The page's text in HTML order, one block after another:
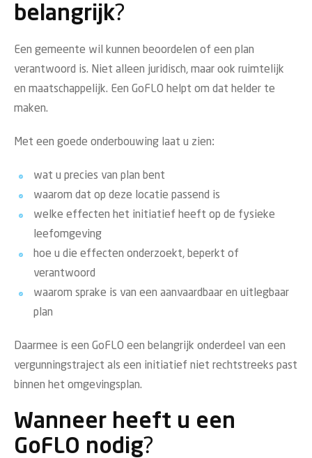
belangrijk?
Een gemeente wil kunnen beoordelen of een plan
verantwoord is. Niet alleen juridisch, maar ook ruimtelijk
en maatschappelijk. Een GoFLO helpt om dat helder te
maken.
Met een goede onderbouwing laat u zien:
wat u precies van plan bent
waarom dat op deze locatie passend is
welke effecten het initiatief heeft op de fysieke
leefomgeving
hoe u die effecten onderzoekt, beperkt of
verantwoord
waarom sprake is van een aanvaardbaar en uitlegbaar
plan
Daarmee is een GoFLO een belangrijk onderdeel van een
vergunningstraject als een initiatief niet rechtstreeks past
binnen het omgevingsplan.
Wanneer heeft u een
GoFLO nodig?